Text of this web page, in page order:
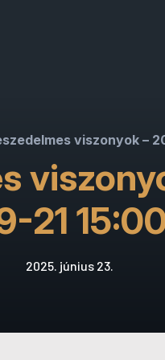
viszonyok –
21
2025. június 23.